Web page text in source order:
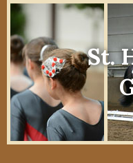
St.